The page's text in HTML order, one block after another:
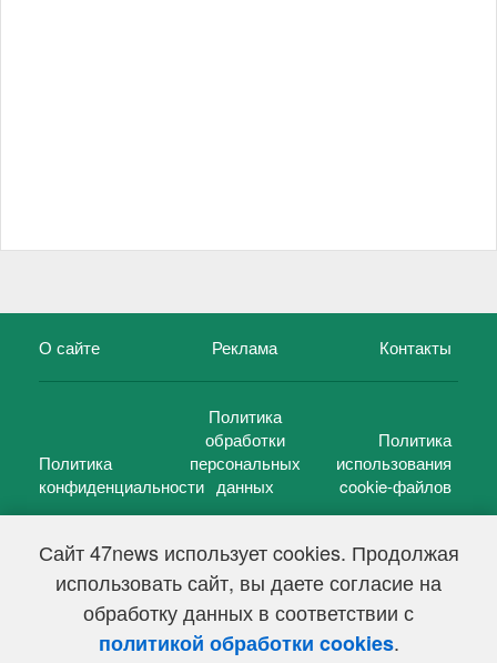
Сайт 47news использует cookies. Продолжая
использовать сайт, вы даете согласие на
обработку данных в соответствии с
политикой обработки cookies.
О сайте Реклама Контакты
Политика
конфиденциальности
Политика
обработки
персональных
данных
Политика
использования
cookie-файлов
47 новостей (47 news)2005 — 2026 г.
Свидетельство о регистрации СМИ Эл № ФС 77-39848, выдано
Федеральной службой по надзору в сфере связи,
информационных технологий и массовых коммуникаций